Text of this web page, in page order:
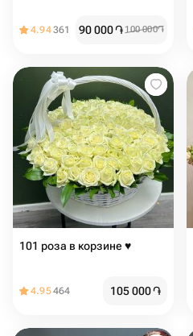
4.94361 90 000֏ 100 000֏
101 роза в корзине ♥️
4.95464 105 000֏